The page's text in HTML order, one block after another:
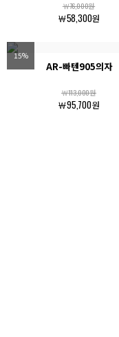
￦76,000원
￦58,300원
15%
AR-빠텐905의자
￦113,000원
￦95,700원